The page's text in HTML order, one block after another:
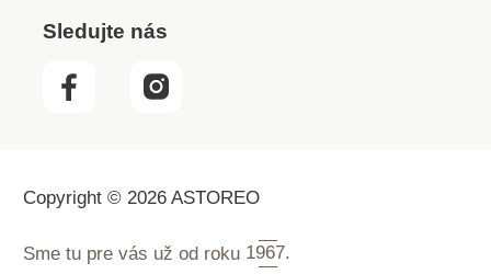
Sledujte nás
Copyright © 2026 ASTOREO
Sme tu pre vás už od roku 1967.